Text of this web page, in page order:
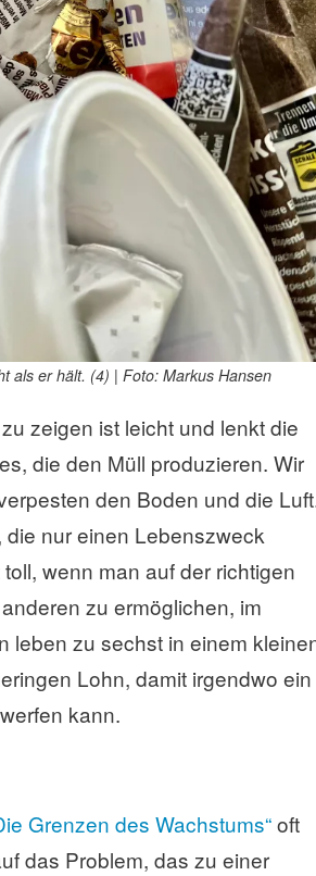
als er hält. (4) | Foto: Markus Hansen
zeigen ist leicht und lenkt die
die den Müll produzieren. Wir
den Boden und die
nur einen Lebenszweck
wenn man auf der richtigen
zu ermöglichen, im
leben zu sechst in einem
Lohn, damit irgendwo ein
kann.
Grenzen des Wachstums“oft
das Problem, das zu einer